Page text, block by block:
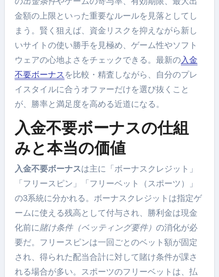
金額の上限といった重要なルールを見落としてし
まう。賢く狙えば、資金リスクを抑えながら新し
いサイトの使い勝手を見極め、ゲーム性やソフト
ウェアの心地よさをチェックできる。最新の入金
不要ボーナス を比較・精査しながら、自分のプレ
イスタイルに合うオファーだけを選び抜くこと
が、勝率と満足度を高める近道になる。
入金不要ボーナスの仕組
みと本当の価値
入金不要ボーナスは主に「ボーナスクレジット」
「フリースピン」「フリーベット（スポーツ）」
の3系統に分かれる。ボーナスクレジットは指定ゲ
ームに使える残高として付与され、勝利金は現金
化前に賭け条件（ベッティング要件） の消化が必
要だ。フリースピンは一回ごとのベット額が固定
され、得られた配当合計に対して賭け条件が課さ
れる場合が多い。スポーツのフリーベットは、払